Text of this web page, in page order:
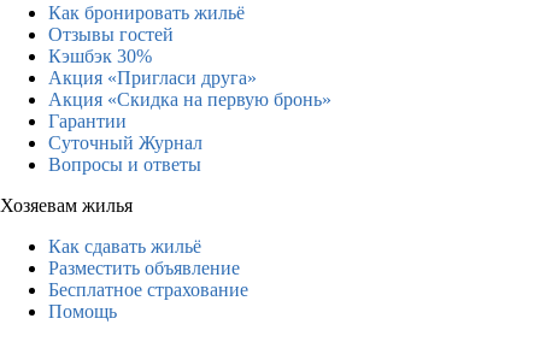
Как бронировать жильё
Отзывы гостей
Кэшбэк 30%
Акция «Пригласи друга»
Акция «Скидка на первую бронь»
Гарантии
Суточный Журнал
Вопросы и ответы
Хозяевам жилья
Как сдавать жильё
Разместить объявление
Бесплатное страхование
Помощь